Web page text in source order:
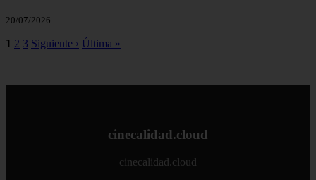
20/07/2026
1 2 3 Siguiente › Última »
cinecalidad.cloud
cinecalidad.cloud